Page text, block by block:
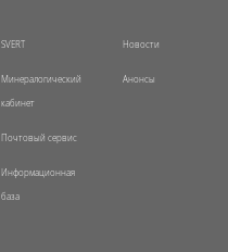
SVERT
Минералогический
кабинет
Почтовый сервис
Информационная
база
Новости
Анонсы